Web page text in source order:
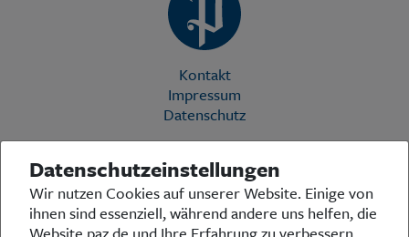
Kontakt
Impressum
Datenschutz
Die Preußische Allgemeine Zeitung (PAZ) ist eine einzigartige Stimme
in der deutschen Medienlandschaft. Woche für Woche berichtet sie
über das aktuelle Zeitgeschehen in Politik, Kultur und Wirtschaft und
bezieht zu den grundlegenden Entwicklungen unserer Gesellschaft
Datenschutzeinstellungen
Wir nutzen Cookies auf unserer Website. Einige von
ihnen sind essenziell, während andere uns helfen, die